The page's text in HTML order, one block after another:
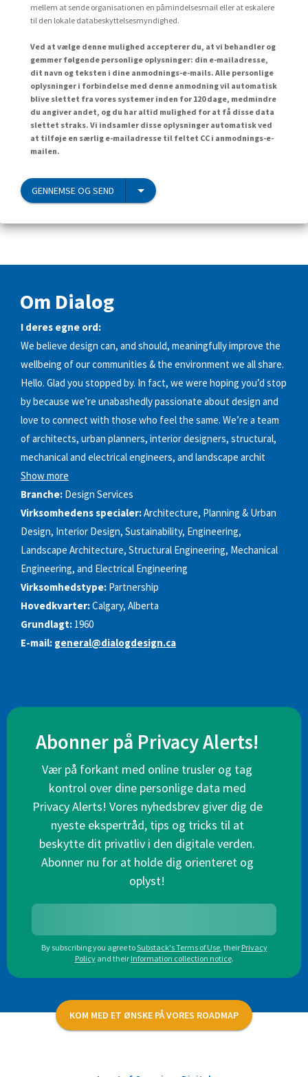
mellem at sende organisationen en påmindelsesmail eller at eskalere
til den lokale databeskyttelsesmyndighed.
Ved at vælge denne mulighed accepterer du, at vi behandler og
gemmer følgende personlige oplysninger: din e-mailadresse,
dit navn og teksten i dine anmodnings-e-mails. Alle personlige
oplysninger i forbindelse med denne anmodning vil automatisk
blive slettet fra vores systemer inden for 120 dage, medmindre
du angiver andet, og du har altid mulighed for at få disse data
slettet straks. Vi indsamler disse oplysninger automatisk ved
at tilføje en særlig e-mailadresse til feltet CC i anmodnings-e-
mailen.
GENNEMSE OG SEND
Om Dialog
I deres egne ord:
We believe design can, and should, meaningfully improve the
wellbeing of our communities & the environment we all share.
Hello. Glad you stopped by. In fact, we were hoping you’d stop
by because we’re unabashedly passionate about design and
love to connect with those who feel the same. We’re a team
of architects, urban planners, interior designers, structural,
mechanical and electrical engineers, and landscape archit
Show more
Branche: Design Services
Virksomhedens specialer:Architecture, Planning & Urban
Design, Interior Design, Sustainability, Engineering,
Landscape Architecture, Structural Engineering, Mechanical
Engineering, and Electrical Engineering
Virksomhedstype: Partnership
Hovedkvarter:Calgary, Alberta
Grundlagt: 1960
E-mail: general@dialogdesign.ca
Abonner på Privacy Alerts!
Vær på forkant med online trusler og tag
kontrol over dine personlige data med
Privacy Alerts! Vores nyhedsbrev giver dig de
nyeste ekspertråd, tips og tricks til at
beskytte dit privatliv i den digitale verden.
Abonner nu for at holde dig orienteret og
oplyst!
By subscribing you agree toSubstack's Terms of Use, their Privacy
Policy and their Information collection notice.
KOM MED ET ØNSKE PÅ VORES ROADMAP